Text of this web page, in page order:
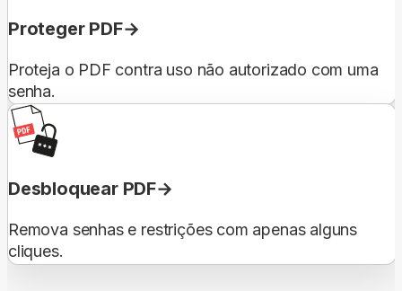
Proteger PDF
Proteja o PDF contra uso não autorizado com uma
senha.
Desbloquear PDF
Remova senhas e restrições com apenas alguns
cliques.